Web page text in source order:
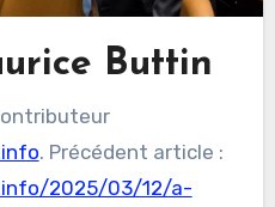
Buttin
. Précédent article :
2025/03/12/a-